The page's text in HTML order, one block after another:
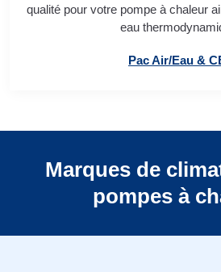
qualité pour votre pompe à chaleur
eau
Pac Air/Eau &
Marques de
pompes à